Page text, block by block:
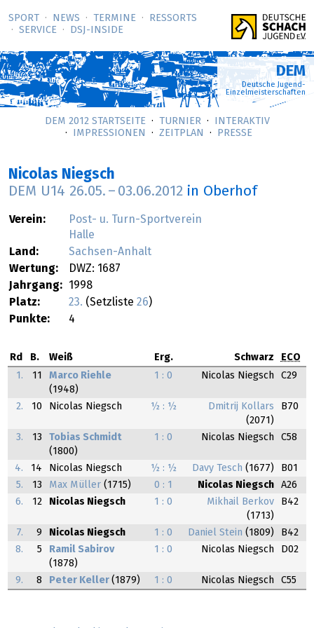
SPORT NEWS TERMINE
RESSORTS
SERVICE
DSJ-­INSIDE
DEM
Deutsche Jugend-
Einzelmeisterschaften
DEM 2012 STARTSEITE TURNIER
INTERAKTIV
IMPRESSIONEN
ZEITPLAN PRESSE
Nicolas Niegsch
DEM U14 26.05. – 03.06.2012 in Oberhof
Verein:
Post- u. Turn-Sportverein
Halle
Land:
Sachsen-Anhalt
Wertung:
DWZ: 1687
Jahrgang:
1998
Platz:
23. (Setzliste 26)
Punkte:
4
Rd B. Weiß Erg. Schwarz
ECO
1.
11
Marco Riehle
(1948)
1 : 0 Nicolas Niegsch C29
2. 10 Nicolas Niegsch ½ : ½
Dmitrij Kollars
(2071)
B70
3. 13
Tobias Schmidt
(1800)
1 : 0 Nicolas Niegsch C58
4. 14 Nicolas Niegsch ½ : ½ Davy Tesch (1677)
B01
5.
13 Max Müller (1715) 0 : 1 Nicolas Niegsch
A26
6.
12 Nicolas Niegsch 1 : 0
Mikhail Berkov
(1713)
B42
7. 9 Nicolas Niegsch 1 : 0 Daniel Stein (1809)
B42
8.
5
Ramil Sabirov
(1878)
1 : 0 Nicolas Niegsch D02
9. 8 Peter Keller (1879) 1 : 0 Nicolas Niegsch C55